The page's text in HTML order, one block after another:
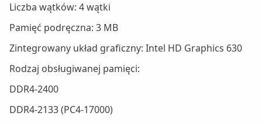
Liczba wątków: 4 wątki
Pamięć podręczna: 3 MB
Zintegrowany układ graficzny: Intel HD Graphics 630
Rodzaj obsługiwanej pamięci:
DDR4-2400
DDR4-2133 (PC4-17000)